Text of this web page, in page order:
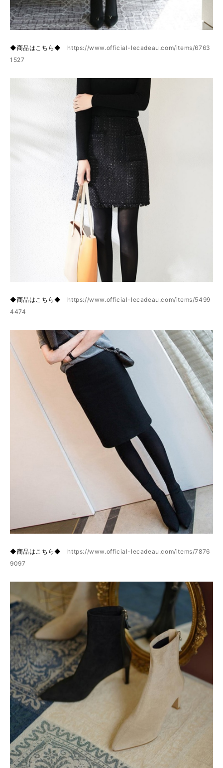
◆商品はこちら◆ https://www.official-lecadeau.com/items/6763
1527
◆商品はこちら◆ https://www.official-lecadeau.com/items/5499
4474
◆商品はこちら◆ https://www.official-lecadeau.com/items/7876
9097